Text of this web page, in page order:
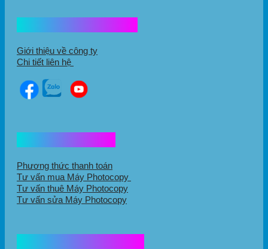
Giới thiệu về công ty
Chi tiết liên hệ
Phương thức thanh toán
Tư vấn mua Máy Photocopy
Tư vấn thuê Máy Photocopy
Tư vấn sửa Máy Photocopy